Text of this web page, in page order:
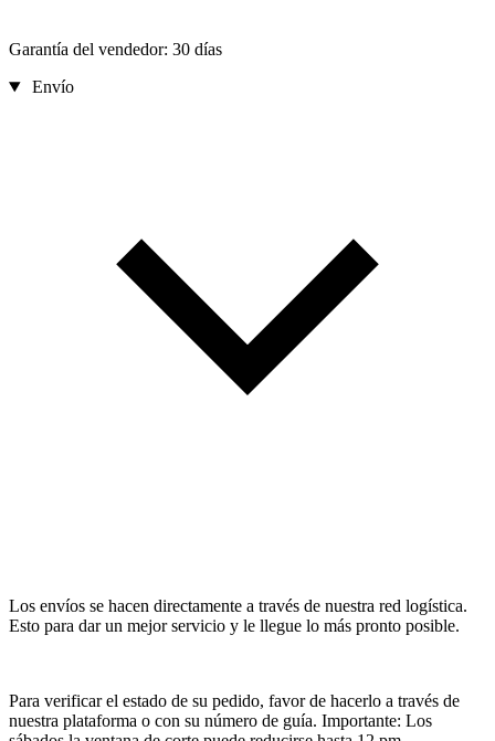
Garantía del vendedor: 30 días
Envío
Los envíos se hacen directamente a través de nuestra red logística.
Esto para dar un mejor servicio y le llegue lo más pronto posible.
Para verificar el estado de su pedido, favor de hacerlo a través de
nuestra plataforma o con su número de guía. Importante: Los